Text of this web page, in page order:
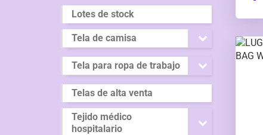
Lotes de stock
Tela de camisa
Tela para ropa de trabajo
Telas de alta venta
Tejido médico
hospitalario